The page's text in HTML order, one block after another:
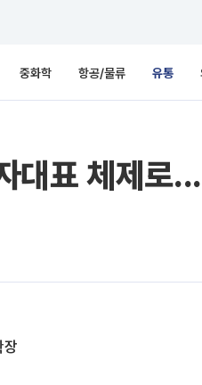
중화학 항공/물류 유통
대표 체제로
장